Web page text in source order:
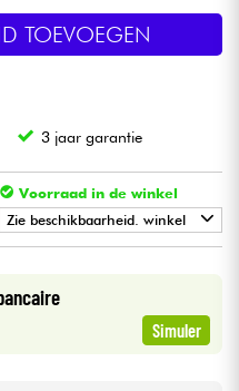
TOEVOEGEN
3 jaar garantie
Voorraad in de winkel
Zie beschikbaarheid. winkel
Simuler